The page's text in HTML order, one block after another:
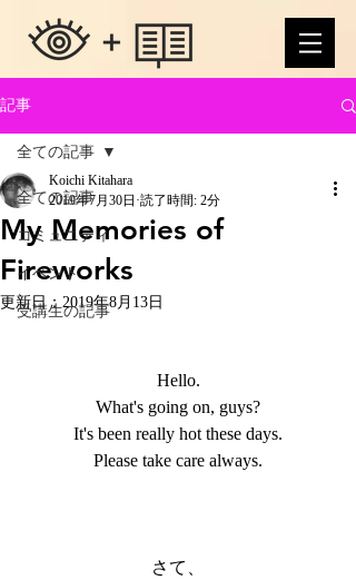
記事
全ての記事
コミュニティ
イベント
受講生の記事
全ての記事
My Memories of
Fireworks
Koichi Kitahara
2019年7月30日 読了時間: 2分
更新日： 2019年8月13日
Hello.
What's going on, guys?
It's been really hot these days.
Please take care always.
さて、